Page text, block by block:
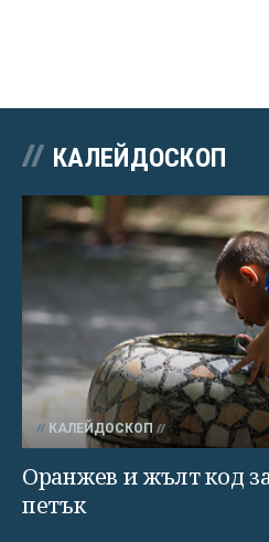
КАЛЕЙДОСКОП
КАЛЕЙДОСКОП
Оранжев и жълт код
петък